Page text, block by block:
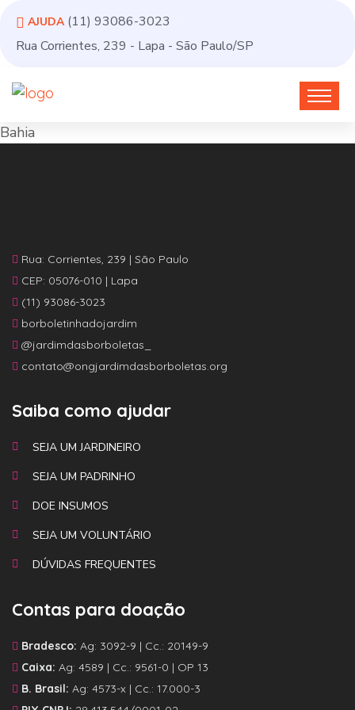
AJUDA (11) 93086-3023
Rua Corrientes, 239 - Lapa - São Paulo/SP
Bahia
Rua: Corrientes, 239 | São Paulo
CEP: 05076-010 | Lapa
(11) 93086-3023
borboletinhadojardim
@jardimdasborboletas_
contato@ongjardimdasborboletas.org
Saiba como ajudar
SEJA UM JARDINEIRO
SEJA UM PADRINHO
DOE INSUMOS
SEJA UM VOLUNTÁRIO
DÚVIDAS FREQUENTES
Contas para doação
Bradesco: Ag: 3092-9 | Cc.: 20149-9
Caixa: Ag: 4589 | Cc.: 9561-0 | OP 13
B. Brasil: Ag: 4573-x | Cc.: 17.000-3